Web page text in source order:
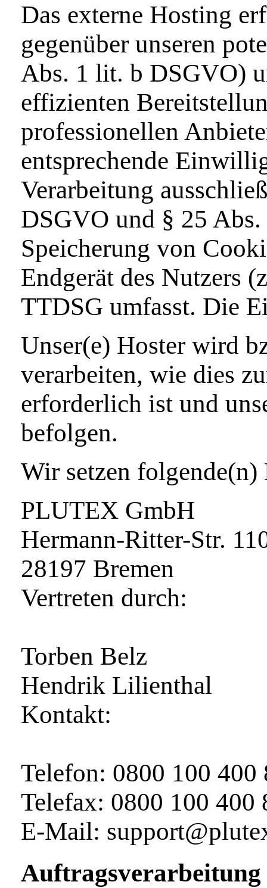
Das externe Hosting
gegenüber unseren
Abs. 1 lit. b DSGVO)
effizienten
professionellen
entsprechende
Verarbeitung
DSGVO und § 25
Speicherung von
Endgerät des Nutzers
TTDSG umfasst. Die
Unser(e) Hoster wird
verarbeiten, wie dies
erforderlich ist und
befolgen.
Wir setzen folgende(n)
PLUTEX GmbH
Hermann-Ritter-Str.
28197 Bremen
Vertreten durch:
Torben Belz
Hendrik Lilienthal
Kontakt:
Telefon: 0800 100
Telefax: 0800 100 400
E‑Mail:
Auftragsverarbeitung